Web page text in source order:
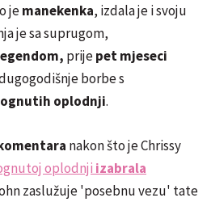
jemanekenka, izdala je i svoju
je sa suprugom,
prijepet mjeseci
borbe s
oplodnji.
nakon što je Chrissy
oplodnji izabrala
zaslužuje 'posebnu vezu' tate